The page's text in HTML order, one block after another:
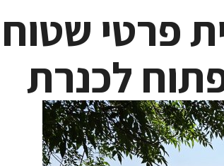
פרטי שטוח
לכנרת